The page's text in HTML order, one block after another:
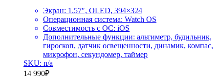
Экран: 1.57″, OLED, 394×324
Операционная система: Watch OS
Совместимость с ОС: iOS
Дополнительные функции: альтиметр, будильник,
гироскоп, датчик освещенности, динамик, компас,
микрофон, секундомер, таймер
SKU: n/a
14 990₽